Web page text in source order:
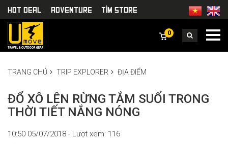
HOT DEAL Adventure TÌm Store
0
TRANG CHỦ TRIP EXPLORER ĐỊA ĐIỂM
ĐỔ XÔ LÊN RỪNG TẮM SUỐI TRONG
THỜI TIẾT NẮNG NÓNG
10:50 05/07/2018 - Lượt xem: 116